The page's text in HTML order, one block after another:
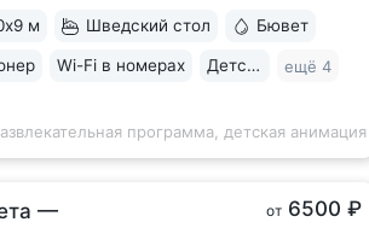
м Шведский стол Бювет
Wi-Fi в номерах Детская комната ещё 4
программа, детская анимация
—
от 6500 ₽